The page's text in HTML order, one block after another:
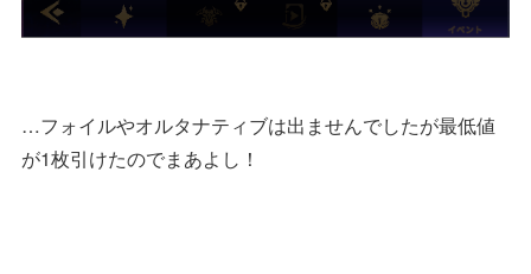
…フォイルやオルタナティブは出ませんでしたが最低値
が1枚引けたのでまあよし！